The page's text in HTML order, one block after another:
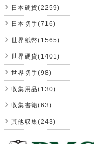
日本硬貨(2259)
日本切手(716)
世界紙幣(1565)
世界硬貨(1401)
世界切手(98)
収集用品(130)
収集書籍(63)
其他収集(243)